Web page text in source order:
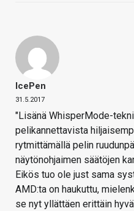
IcePen
31.5.2017
"Lisänä WhisperMode-
pelikannettavista
rytmittämällä pelin
näytönohjaimen säätöjen
Eikös tuo ole just sama
AMD:ta on haukuttu,
se nyt yllättäen erittäin